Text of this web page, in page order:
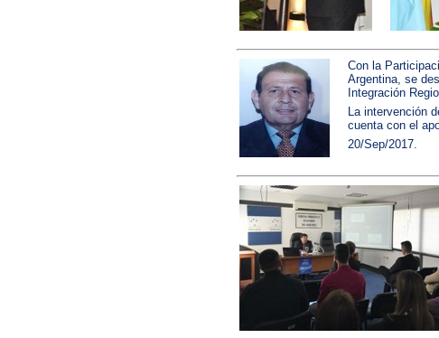
Con la
Argentina, se
Integración
La intervención
cuenta con el
20/Sep/2017.